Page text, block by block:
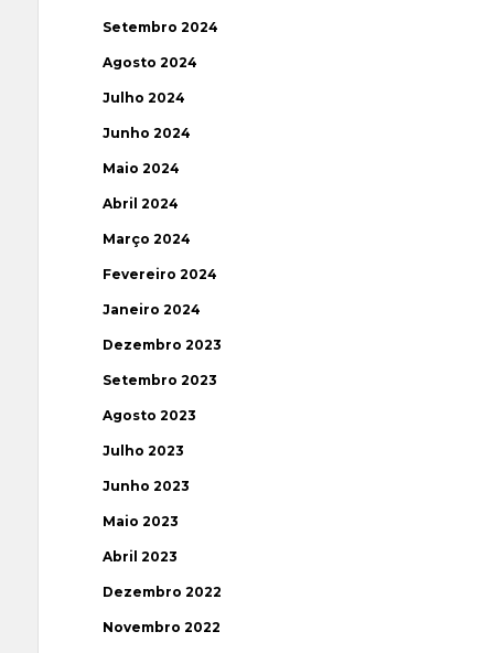
Setembro 2024
Agosto 2024
Julho 2024
Junho 2024
Maio 2024
Abril 2024
Março 2024
Fevereiro 2024
Janeiro 2024
Dezembro 2023
Setembro 2023
Agosto 2023
Julho 2023
Junho 2023
Maio 2023
Abril 2023
Dezembro 2022
Novembro 2022